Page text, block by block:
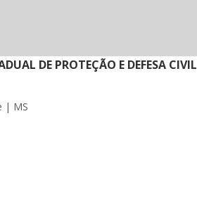
DE PROTEÇÃO E DEFESA CIVIL
| MS